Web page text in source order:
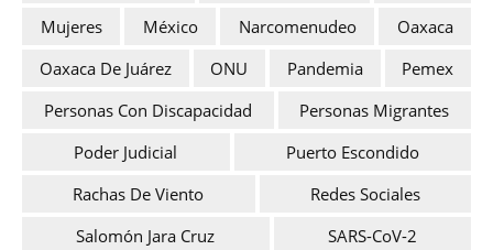
Mujeres
México Narcomenudeo
Oaxaca
Oaxaca De Juárez
ONU Pandemia
Pemex
Personas Con Discapacidad
Personas Migrantes
Poder Judicial
Puerto Escondido
Rachas De Viento
Redes Sociales
Salomón Jara Cruz
SARS-CoV-2